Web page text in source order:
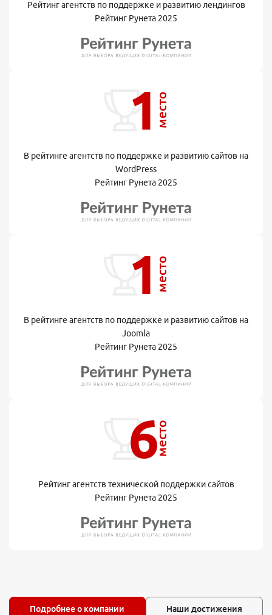
Рейтинг агентств по поддержке и развитию лендингов
Рейтинг Рунета 2025
1 место
В рейтинге агентств по поддержке и развитию сайтов на
WordPress
Рейтинг Рунета 2025
1 место
В рейтинге агентств по поддержке и развитию сайтов на
Joomla
Рейтинг Рунета 2025
6место
Рейтинг агентств технической поддержки сайтов
Рейтинг Рунета 2025
Подробнее о компании Наши достижения